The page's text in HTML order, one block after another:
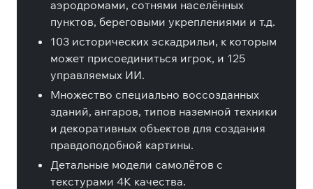
аэродромами, сотнями населённых
пунктов, береговыми укреплениями и т.д.
103 исторических эскадрильи, к которым
может присоединиться игрок, и 125
управляемых ИИ.
Множество специально воссозданных
зданий, ангаров, типов наземной техники
и декоративных объектов для создания
правдоподобной картины.
Детальные модели самолётов с
текстурами 4K качества.